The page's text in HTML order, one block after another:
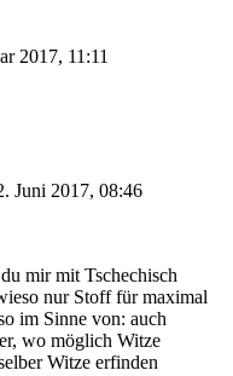
2017, 11:11
Juni 2017, 08:46
mir mit Tschechisch
nur Stoff für maximal
im Sinne von: auch
wo möglich Witze
Witze erfinden